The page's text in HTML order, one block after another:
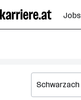
Seiteninhalt
springen
Jobs